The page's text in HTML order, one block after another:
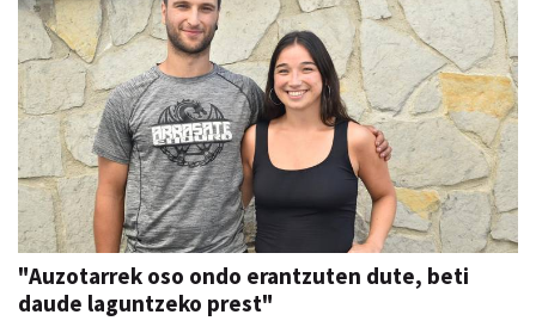
"Auzotarrek oso ondo erantzuten dute, beti
daude laguntzeko prest"